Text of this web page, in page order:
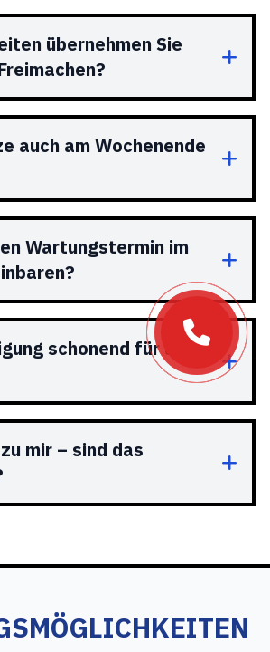
übernehmen Sie
auch am Wochenende
Wartungstermin im
schonend für alte
mir – sind das